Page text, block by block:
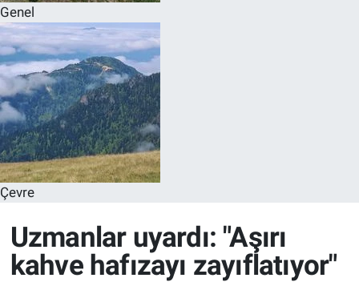
Genel
Çevre
Uzmanlar uyardı: "Aşırı
kahve hafızayı zayıflatıyor"